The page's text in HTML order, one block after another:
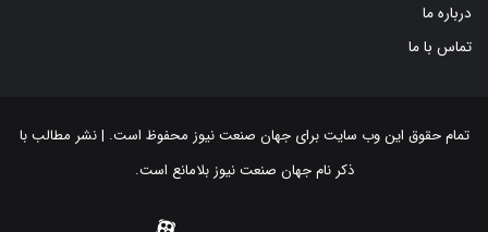
درباره ما
تماس با ما
تمام حقوق این وب سایت برای جهان صنعت نیوز محفوظ است. | نشر مطالب با
ذکر نام جهان صنعت نیوز بلامانع است.
تلگرام